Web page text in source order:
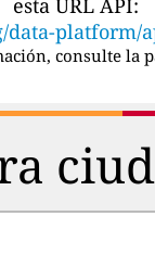
data-platform/
consulte la